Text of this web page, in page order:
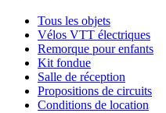
Tous les objets
Vélos VTT électriques
Remorque pour enfants
Kit fondue
Salle de réception
Propositions de circuits
Conditions de location